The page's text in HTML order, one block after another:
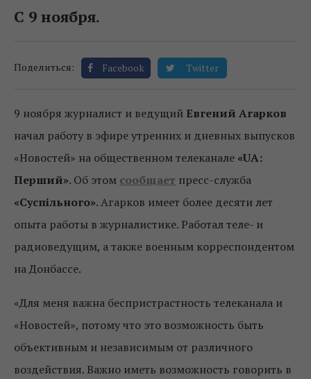
С 9 ноября.
Поделиться: Facebook Twitter
9 ноября журналист и ведущий Евгений Агарков
начал работу в эфире утренних и дневных выпусков
«Новостей» на общественном телеканале «UA:
Перший». Об этом сообщает пресс-служба
«Суспільного». Агарков имеет более десяти лет
опыта работы в журналистике. Работал теле- и
радиоведущим, а также военным корреспондентом
на Донбассе.
«Для меня важна беспристрастность телеканала и
«Новостей», потому что это возможность быть
объективным и независимым от различного
воздействия. Важно иметь возможность говорить в